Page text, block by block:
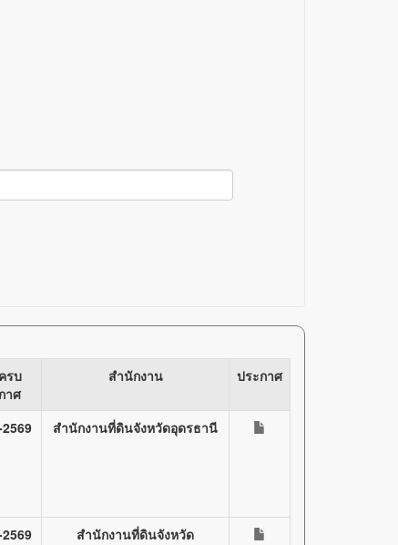
รบ
าศ
สำนักงาน ประกาศ
สำนักงานที่ดินจังหวัดอุดรธานี
สำนักงานที่ดินจังหวัด